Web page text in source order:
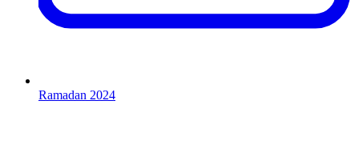
Ramadan 2024